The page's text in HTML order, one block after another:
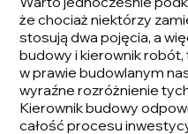
że chociaż niektórzy
stosują dwa pojęcia, a
budowy i kierownik robót,
w prawie budowlanym
wyraźne rozróżnienie
Kierownik budowy
całość procesu